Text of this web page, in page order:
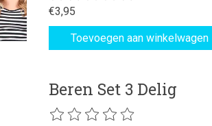
€3,95
Toevoegen aan winkelwagen
Beren Set 3 Delig
De beoordeling van dit product is